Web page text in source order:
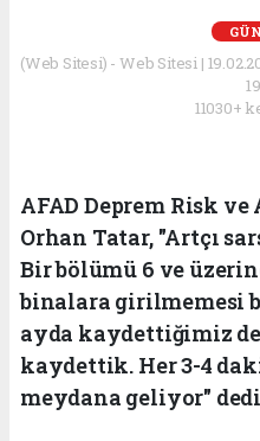
(Web Sitesi) - Web Sitesi |
11030+
AFAD Deprem Risk
Orhan Tatar, "Artçı
Bir bölümü 6 ve
binalara girilmemesi
ayda kaydettiğimiz
kaydettik. Her 3-4
meydana geliyor"